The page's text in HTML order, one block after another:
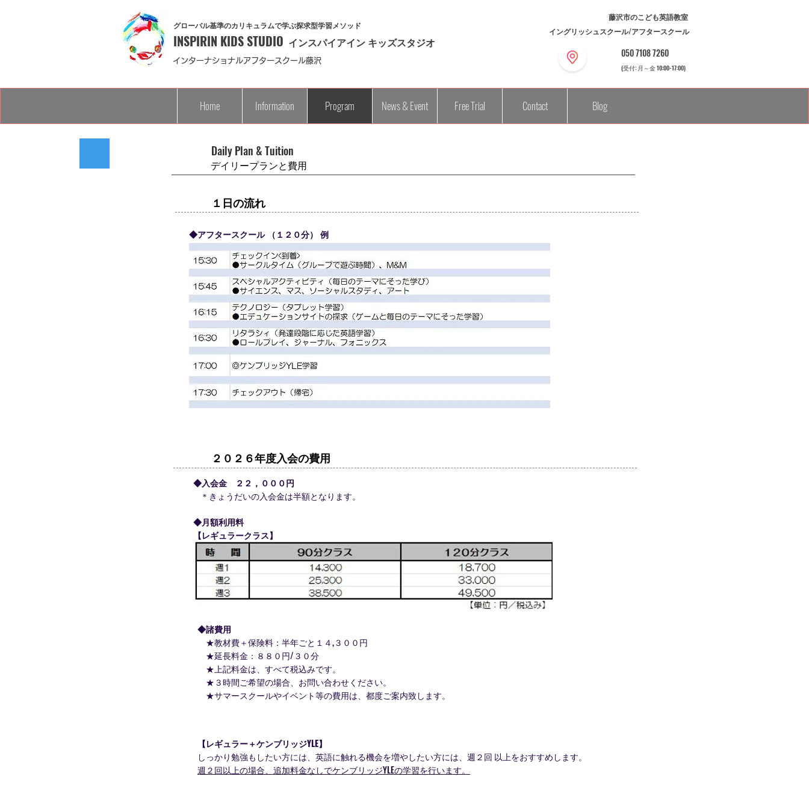
グローバル基準のカリキュラムで学ぶ探求型学習メソッド
INSPIRIN KIDS STUDIO ​インスパイアイン キッズスタジオ
インターナショナルアフタースクール藤沢
藤沢市のこども英語教室
イングリッシュスクール/アフタースクール
050 7108 7260
(受付: 月～金 10:00-17:00)​
Home Information Program News & Event Free Trial Contact Blog
​Daily Plan & Tuition
デイリープランと費用
１日の流れ
​◆アフタースクール （１２０分） 例
​２０２６年度入会の費用
◆入会金 ２２，０００円
＊きょうだいの入会金は半額となります。
◆月額利用料
【レギュラークラス】
◆諸費用
★教材費＋保険料：半年ごと１４,３００円
★延長料金：８８０円/３０分
★上記料金は、すべて税込みです。
★３時間ご希望の場合、お問い合わせください。
★サマースクールやイベント等の費用は、 都度ご案内致します。
【レギュラー＋ケンブリッジYLE】
しっかり勉強もしたい方には、英語に触れる機会を増やしたい方には、 週２回 以上をおすすめします。
週２回以上の場合、追加料金なしでケンブリッジYLEの学習を行います。